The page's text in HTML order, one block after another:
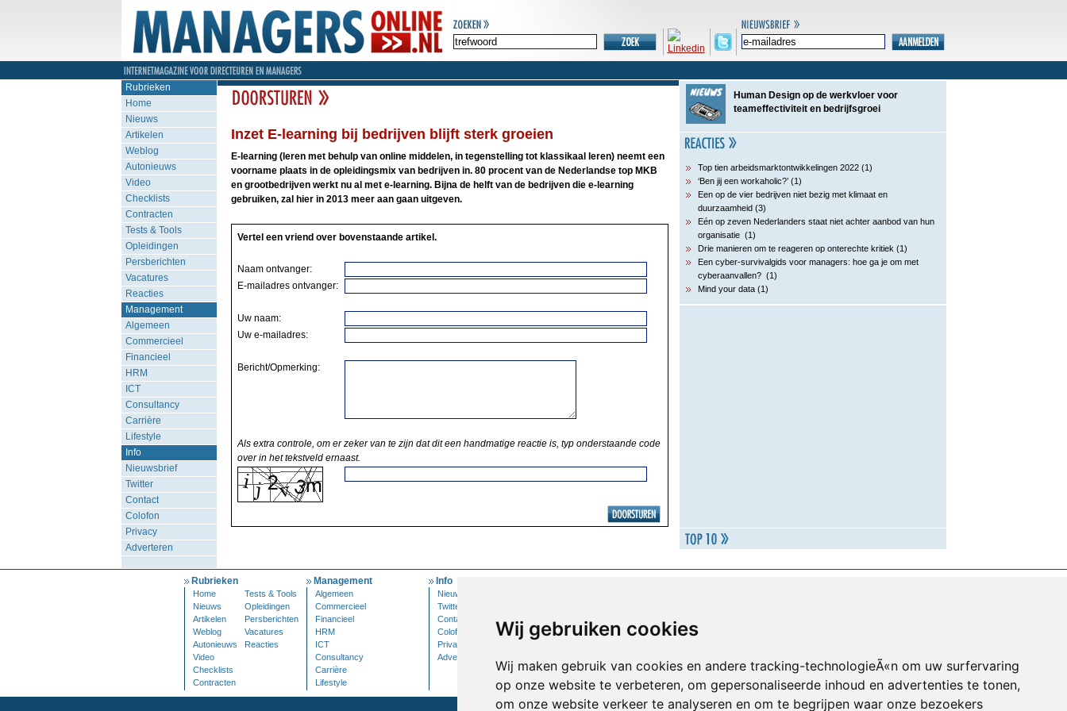
Wij gebruiken cookies
Wij maken gebruik van cookies en andere tracking-technologieÃ«n om uw surfervaring
op onze website te verbeteren, om gepersonaliseerde inhoud en advertenties te tonen,
om onze website verkeer te analyseren en om te begrijpen waar onze bezoekers
Rubrieken
Home
Nieuws
Artikelen
Weblog
Autonieuws
Video
Checklists
Contracten
Tests & Tools
Opleidingen
Persberichten
Vacatures
Reacties
Management
Algemeen
Commercieel
Financieel
HRM
ICT
Consultancy
Carrière
Lifestyle
Info
Nieuwsbrief
Twitter
Contact
Colofon
Privacy
Adverteren
Inzet E-learning bij bedrijven blijft sterk groeien
E-learning (leren met behulp van online middelen, in tegenstelling tot klassikaal leren) neemt een
voorname plaats in de opleidingsmix van bedrijven in. 80 procent van de Nederlandse top MKB
en grootbedrijven werkt nu al met e-learning. Bijna de helft van de bedrijven die e-learning
gebruiken, zal hier in 2013 meer aan gaan uitgeven.
Vertel een vriend over bovenstaande artikel.
Naam ontvanger:
E-mailadres ontvanger:
Uw naam:
Uw e-mailadres:
Bericht/Opmerking:
Als extra controle, om er zeker van te zijn dat dit een handmatige reactie is, typ onderstaande code
over in het tekstveld ernaast.
Human Design op de werkvloer voor
teameffectiviteit en bedrijfsgroei
Top tien arbeidsmarktontwikkelingen 2022 (1)
‘Ben jij een workaholic?’ (1)
Een op de vier bedrijven niet bezig met klimaat en
duurzaamheid (3)
Eén op zeven Nederlanders staat niet achter aanbod van hun
organisatie (1)
Drie manieren om te reageren op onterechte kritiek (1)
Een cyber-survivalgids voor managers: hoe ga je om met
cyberaanvallen? (1)
Mind your data (1)
Rubrieken
Home
Tests & Tools
Nieuws
Opleidingen
Artikelen
Persberichten
Weblog
Vacatures
Autonieuws
Reacties
Video
Checklists
Contracten
Management
Algemeen
Commercieel
Financieel
HRM
ICT
Consultancy
Carrière
Lifestyle
Info
Nieuwsbrief
Twitter
Contact
Colofon
Privacy
Adverteren